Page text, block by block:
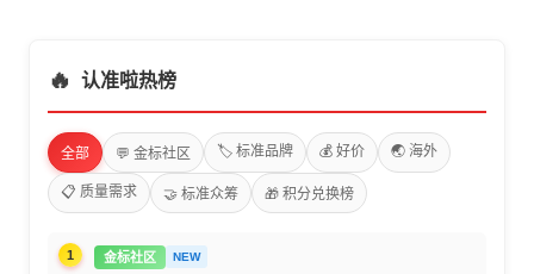
🔥 认准啦热榜
全部 💬 金标社区 🏷️ 标准品牌 💰 好价 🌏 海外
📋 质量需求 🤝 标准众筹 🎁 积分兑换榜
1 金标社区 NEW